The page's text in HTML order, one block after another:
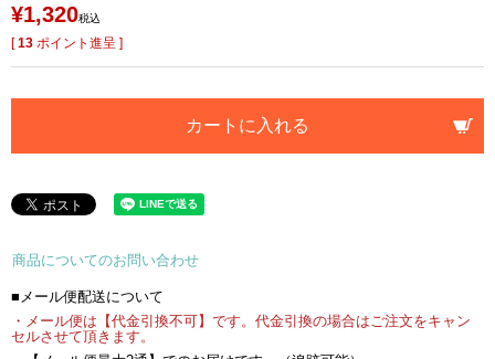
¥1,320税込
[13 ポイント進呈 ]
カートに入れる
商品についてのお問い合わせ
■メール便配送について
・メール便は【代金引換不可】です。代金引換の場合はご注文をキャン
セルさせて頂きます。